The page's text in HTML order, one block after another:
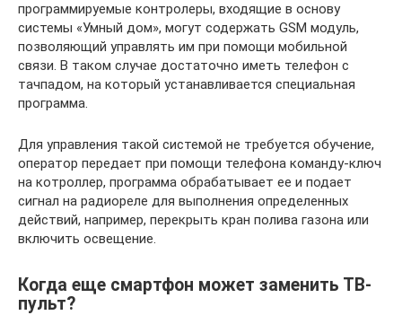
программируемые контролеры, входящие в основу
системы «Умный дом», могут содержать GSM модуль,
позволяющий управлять им при помощи мобильной
связи. В таком случае достаточно иметь телефон с
тачпадом, на который устанавливается специальная
программа.
Для управления такой системой не требуется обучение,
оператор передает при помощи телефона команду-ключ
на котроллер, программа обрабатывает ее и подает
сигнал на радиореле для выполнения определенных
действий, например, перекрыть кран полива газона или
включить освещение.
Когда еще смартфон может заменить ТВ-
пульт?